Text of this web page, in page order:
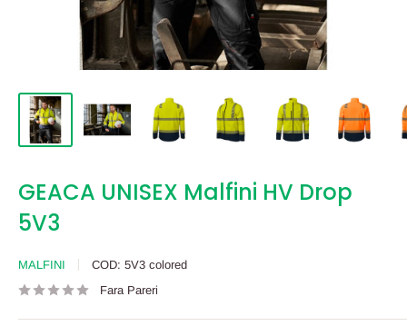
GEACA UNISEX Malfini HV Drop
5V3
MALFINI COD: 5V3 colored
Fara Pareri